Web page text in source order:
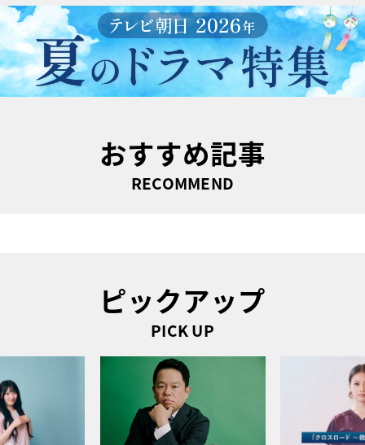
おすすめ記事
RECOMMEND
ピックアップ
PICK UP